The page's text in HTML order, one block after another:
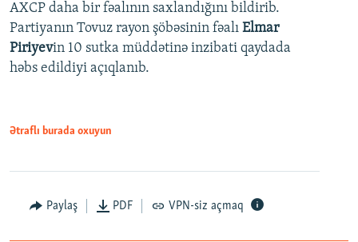
AXCP daha bir fəalının saxlandığını bildirib.
Partiyanın Tovuz rayon şöbəsinin fəalı Elmar
Piriyevin 10 sutka müddətinə inzibati qaydada
həbs edildiyi açıqlanıb.
Ətraflı burada oxuyun
Paylaş PDF VPN-siz açmaq